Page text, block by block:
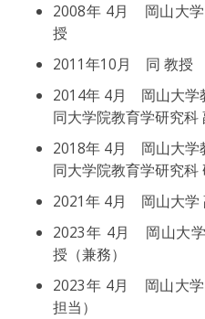
2008年 4月 岡山大学
授
2011年10月 同 教授
2014年 4月 岡山大学
同大学院教育学研究科
2018年 4月 岡山大学
同大学院教育学研究科
2021年 4月 岡山大学
2023年 4月 岡山大
授（兼務）
2023年 4月 岡山大学
担当）